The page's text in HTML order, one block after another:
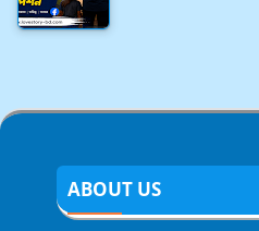
ABOUT US